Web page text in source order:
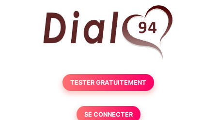
TESTER GRATUITEMENT
SE CONNECTER